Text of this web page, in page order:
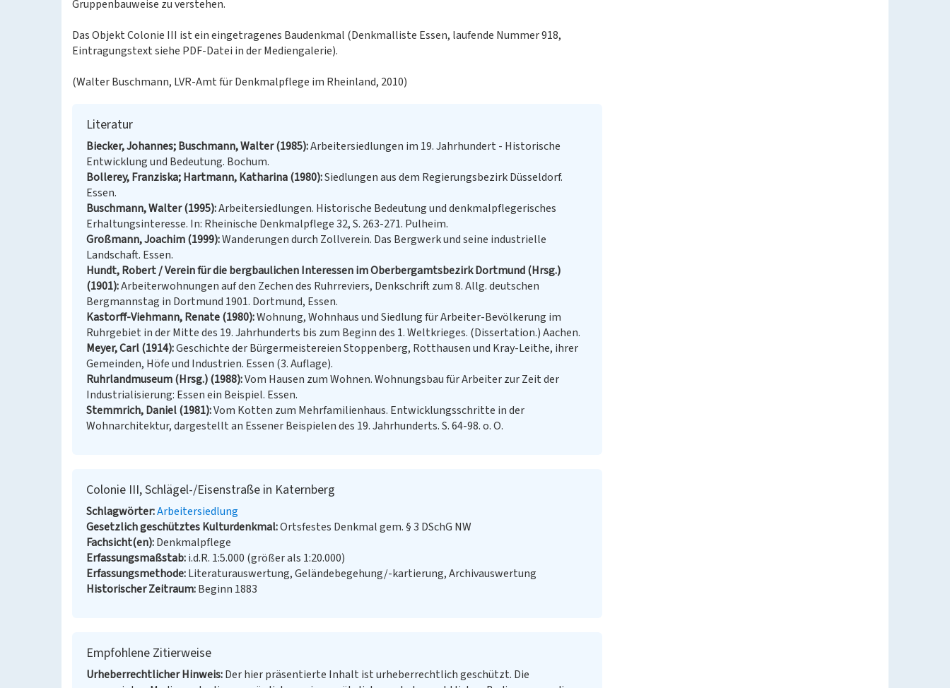
Gruppenbauweise zu verstehen.
Das Objekt Colonie III ist ein eingetragenes Baudenkmal (Denkmalliste Essen, laufende Nummer 918,
Eintragungstext siehe PDF-Datei in der Mediengalerie).
(Walter Buschmann, LVR-Amt für Denkmalpflege im Rheinland, 2010)
Literatur
Biecker, Johannes; Buschmann, Walter (1985) Arbeitersiedlungen im 19. Jahrhundert - Historische
Entwicklung und Bedeutung. Bochum.
Bollerey, Franziska; Hartmann, Katharina (1980) Siedlungen aus dem Regierungsbezirk Düsseldorf.
Essen.
Buschmann, Walter (1995) Arbeitersiedlungen. Historische Bedeutung und denkmalpflegerisches
Erhaltungsinteresse. In: Rheinische Denkmalpflege 32, S. 263-271. Pulheim.
Großmann, Joachim (1999) Wanderungen durch Zollverein. Das Bergwerk und seine industrielle
Landschaft. Essen.
Hundt, Robert / Verein für die bergbaulichen Interessen im Oberbergamtsbezirk Dortmund (Hrsg.)
(1901) Arbeiterwohnungen auf den Zechen des Ruhrreviers, Denkschrift zum 8. Allg. deutschen
Bergmannstag in Dortmund 1901. Dortmund, Essen.
Kastorff-Viehmann, Renate (1980) Wohnung, Wohnhaus und Siedlung für Arbeiter-Bevölkerung im
Ruhrgebiet in der Mitte des 19. Jahrhunderts bis zum Beginn des 1. Weltkrieges. (Dissertation.) Aachen.
Meyer, Carl (1914) Geschichte der Bürgermeistereien Stoppenberg, Rotthausen und Kray-Leithe, ihrer
Gemeinden, Höfe und Industrien. Essen (3. Auflage).
Ruhrlandmuseum (Hrsg.) (1988) Vom Hausen zum Wohnen. Wohnungsbau für Arbeiter zur Zeit der
Industrialisierung: Essen ein Beispiel. Essen.
Stemmrich, Daniel (1981) Vom Kotten zum Mehrfamilienhaus. Entwicklungsschritte in der
Wohnarchitektur, dargestellt an Essener Beispielen des 19. Jahrhunderts. S. 64-98. o. O.
Colonie III, Schlägel-/Eisenstraße in Katernberg
Schlagwörter Arbeitersiedlung
Gesetzlich geschütztes Kulturdenkmal Ortsfestes Denkmal gem. § 3 DSchG NW
Fachsicht(en) Denkmalpflege
Erfassungsmaßstab i.d.R. 1:5.000 (größer als 1:20.000)
Erfassungsmethode Literaturauswertung, Geländebegehung/-kartierung, Archivauswertung
Historischer Zeitraum Beginn 1883
Empfohlene Zitierweise
Urheberrechtlicher Hinweis Der hier präsentierte Inhalt ist urheberrechtlich geschützt. Die